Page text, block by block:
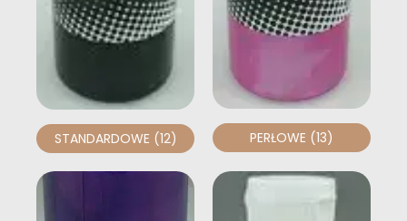
STANDARDOWE (12) PERŁOWE (13)